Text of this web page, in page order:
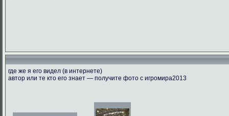
где же я его видел (в интернете)
автор или те кто его знает — получите фото с игромира2013